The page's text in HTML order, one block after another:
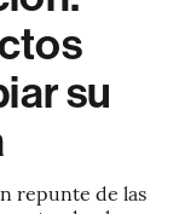
su
repunte de las